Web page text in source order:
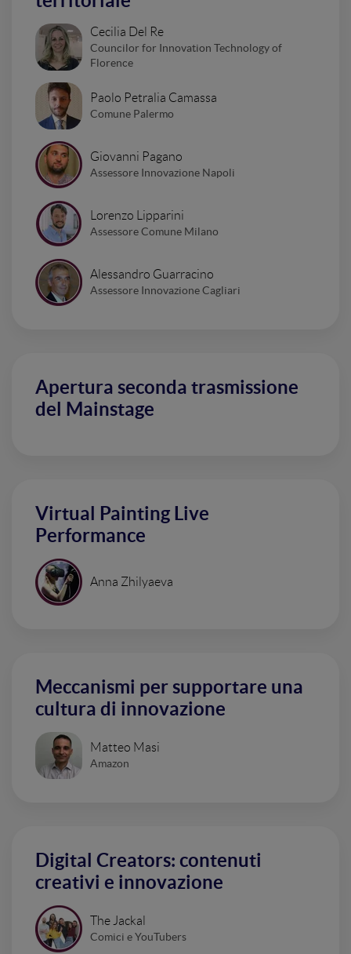
Cecilia Del Re
Councilor for Innovation Technology of
Florence
Paolo Petralia Camassa
Comune Palermo
Giovanni Pagano
Assessore Innovazione Napoli
Lorenzo Lipparini
Assessore Comune Milano
Alessandro Guarracino
Assessore Innovazione Cagliari
Apertura seconda trasmissione
del Mainstage
Virtual Painting Live
Performance
Anna Zhilyaeva
Meccanismi per supportare una
cultura di innovazione
Matteo Masi
Amazon
Digital Creators: contenuti
creativi e innovazione
The Jackal
Comici e YouTubers